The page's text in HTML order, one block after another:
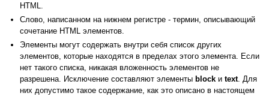
HTML.
Слово, написанном на нижнем регистре - термин, описывающий
сочетание HTML элементов.
Элементы могут содержать внутри себя список других
элементов, которые находятся в пределах этого элемента. Если
нет такого списка, никакая вложенность элементов не
разрешена. Исключение составляют элементы block и text. Для
них допустимо такое содержание, как это описано в настоящем